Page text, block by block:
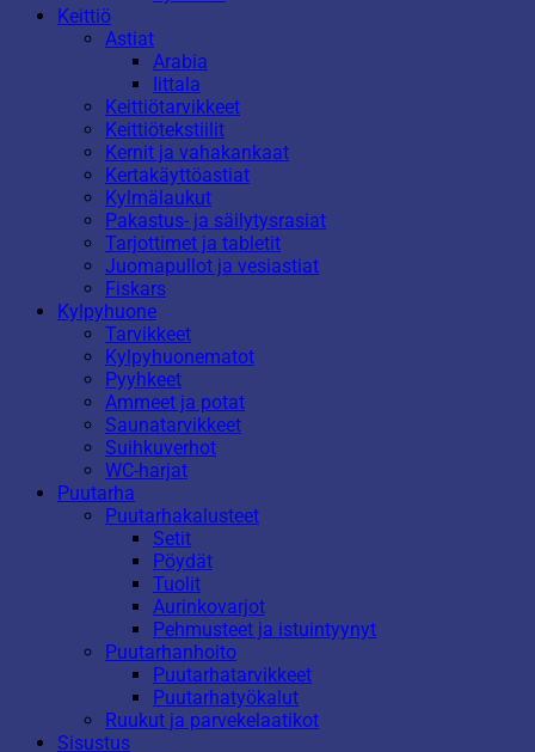
Keittiö
Astiat
Arabia
Iittala
Keittiötarvikkeet
Keittiötekstiilit
Kernit ja vahakankaat
Kertakäyttöastiat
Kylmälaukut
Pakastus- ja säilytysrasiat
Tarjottimet ja tabletit
Juomapullot ja vesiastiat
Fiskars
Kylpyhuone
Tarvikkeet
Kylpyhuonematot
Pyyhkeet
Ammeet ja potat
Saunatarvikkeet
Suihkuverhot
WC-harjat
Puutarha
Puutarhakalusteet
Setit
Pöydät
Tuolit
Aurinkovarjot
Pehmusteet ja istuintyynyt
Puutarhanhoito
Puutarhatarvikkeet
Puutarhatyökalut
Ruukut ja parvekelaatikot
Sisustus